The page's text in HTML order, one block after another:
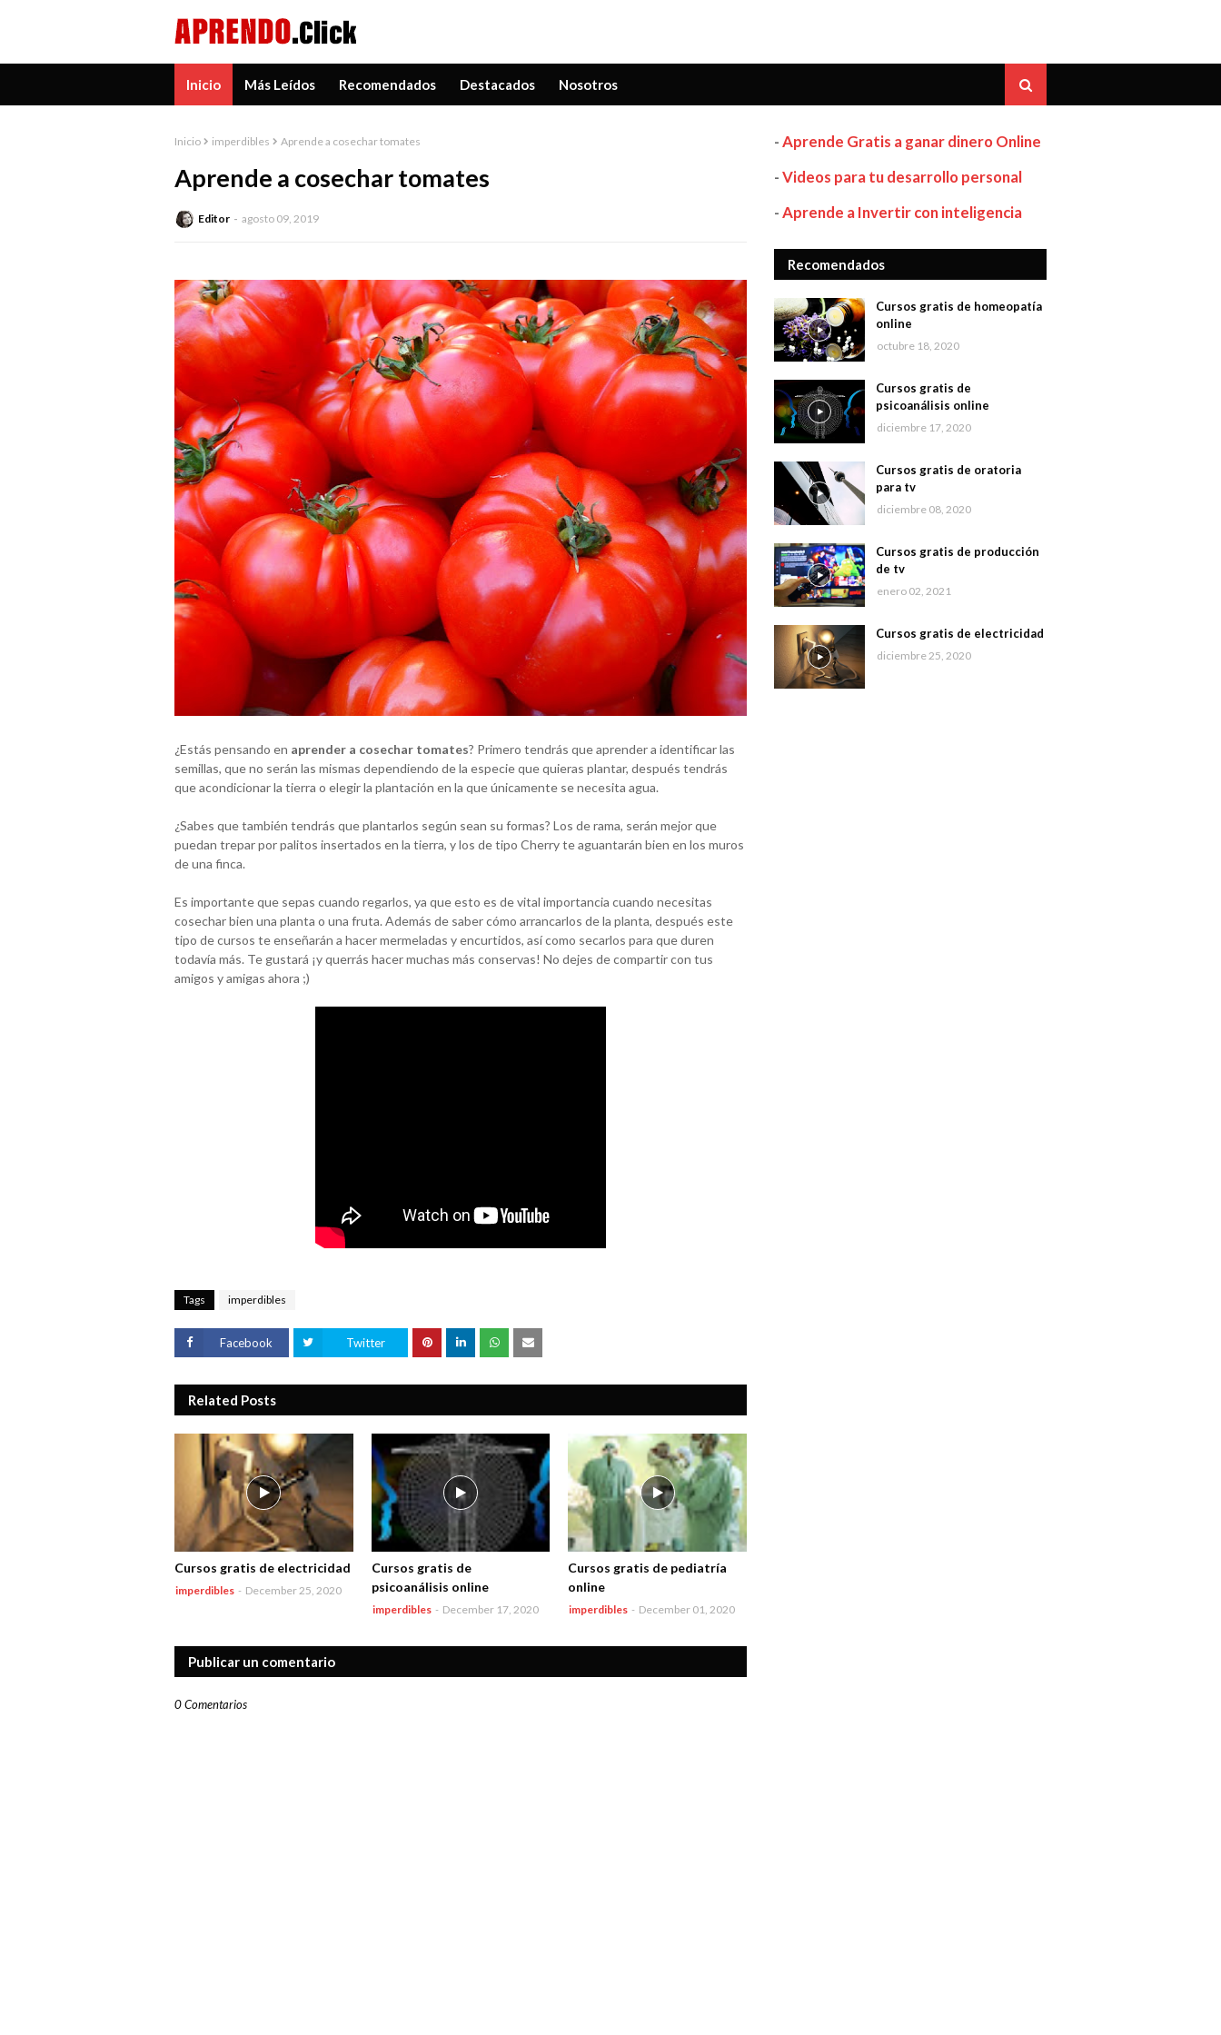
Inicio Más Leídos Recomendados Destacados Nosotros
Inicio imperdibles Aprende a cosechar tomates
Aprende a cosechar tomates
Editor agosto 09, 2019
¿Estás pensando en aprender a cosechar tomates? Primero tendrás que aprender a identificar las
semillas, que no serán las mismas dependiendo de la especie que quieras plantar, después tendrás
que acondicionar la tierra o elegir la plantación en la que únicamente se necesita agua.
¿Sabes que también tendrás que plantarlos según sean su formas? Los de rama, serán mejor que
puedan trepar por palitos insertados en la tierra, y los de tipo Cherry te aguantarán bien en los muros
de una finca.
Es importante que sepas cuando regarlos, ya que esto es de vital importancia cuando necesitas
cosechar bien una planta o una fruta. Además de saber cómo arrancarlos de la planta, después este
tipo de cursos te enseñarán a hacer mermeladas y encurtidos, así como secarlos para que duren
todavía más. Te gustará ¡y querrás hacer muchas más conservas! No dejes de compartir con tus
amigos y amigas ahora ;)
Tags imperdibles
Facebook Twitter
Related Posts
Cursos gratis de electricidad
imperdibles - December 25, 2020
Cursos gratis de
psicoanálisis online
imperdibles - December 17, 2020
Cursos gratis de pediatría
online
imperdibles - December 01, 2020
Publicar un comentario
0 Comentarios
-Aprende Gratis a ganar dinero Online
-Videos para tu desarrollo personal
-Aprende a Invertir con inteligencia
Recomendados
Cursos gratis de homeopatía
online
octubre 18, 2020
Cursos gratis de
psicoanálisis online
diciembre 17, 2020
Cursos gratis de oratoria
para tv
diciembre 08, 2020
Cursos gratis de producción
de tv
enero 02, 2021
Cursos gratis de electricidad
diciembre 25, 2020